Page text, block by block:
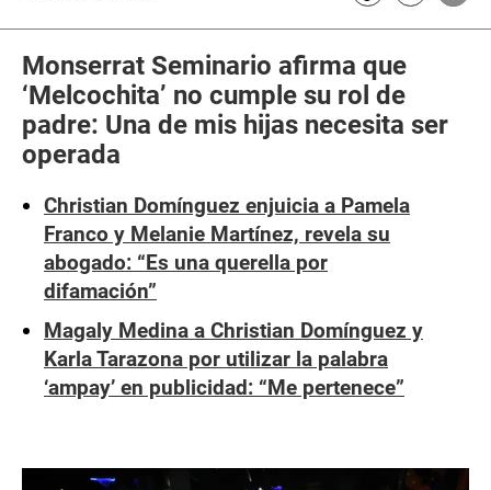
Monserrat Seminario afirma que
‘Melcochita’ no cumple su rol de
padre: Una de mis hijas necesita ser
operada
Christian Domínguez enjuicia a Pamela
Franco y Melanie Martínez, revela su
abogado: “Es una querella por
difamación”
Magaly Medina a Christian Domínguez y
Karla Tarazona por utilizar la palabra
‘ampay’ en publicidad: “Me pertenece”